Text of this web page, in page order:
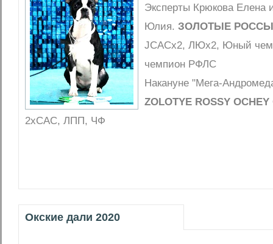
Эксперты Крюкова Елена
Юлия. ЗОЛОТЫЕ
JCACх2, ЛЮх2, Юный
чемпион РФЛС
Накануне "Мега-
ZOLOTYE ROSSY
2хСАС, ЛПП, ЧФ
Окские дали 2020